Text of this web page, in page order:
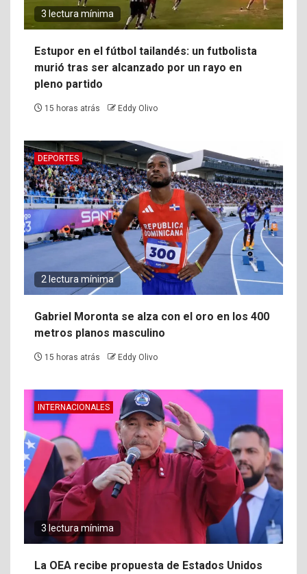
3 lectura mínima
Estupor en el fútbol tailandés: un futbolista
murió tras ser alcanzado por un rayo en
pleno partido
15 horas atrás Eddy Olivo
DEPORTES
2 lectura mínima
Gabriel Moronta se alza con el oro en los 400
metros planos masculino
15 horas atrás Eddy Olivo
INTERNACIONALES
3 lectura mínima
La OEA recibe propuesta de Estados Unidos